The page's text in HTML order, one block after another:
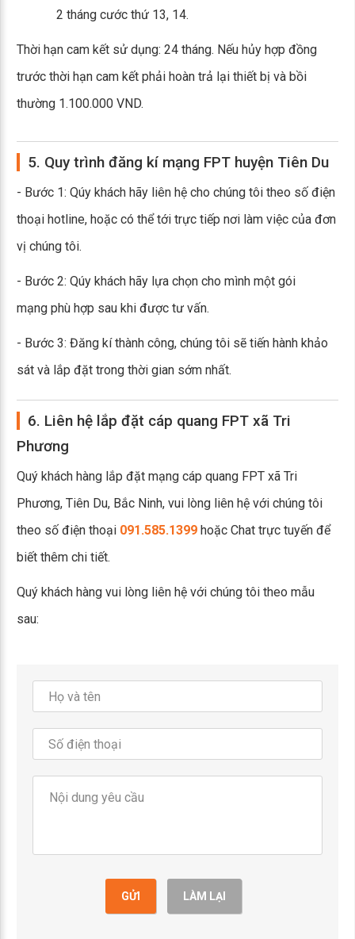
2 tháng cước thứ 13, 14.
Thời hạn cam kết sử dụng: 24 tháng. Nếu hủy hợp đồng
trước thời hạn cam kết phải hoàn trả lại thiết bị và bồi
thường 1.100.000 VND.
5. Quy trình đăng kí mạng FPT huyện Tiên Du
- Bước 1: Qúy khách hãy liên hệ cho chúng tôi theo số điện
thoại hotline, hoặc có thể tới trực tiếp nơi làm việc của đơn
vị chúng tôi.
- Bước 2: Qúy khách hãy lựa chọn cho mình một gói
mạng phù hợp sau khi được tư vấn.
- Bước 3: Đăng kí thành công, chúng tôi sẽ tiến hành khảo
sát và lắp đặt trong thời gian sớm nhất.
6. Liên hệ lắp đặt cáp quang FPT xã Tri
Phương
Quý khách hàng lắp đặt mạng cáp quang FPT xã Tri
Phương, Tiên Du, Bắc Ninh, vui lòng liên hệ với chúng tôi
theo số điện thoại 091.585.1399 hoặc Chat trực tuyến để
biết thêm chi tiết.
Quý khách hàng vui lòng liên hệ với chúng tôi theo mẫu
sau:
GỬI LÀM LẠI